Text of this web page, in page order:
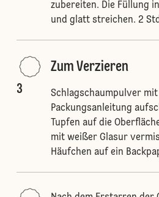
zubereiten. Die Füllung
und glatt streichen. 2
3
Zum Verzieren
Schlagschaumpulver mit
Packungsanleitung
Tupfen auf die
mit weißer Glasur
Häufchen auf ein